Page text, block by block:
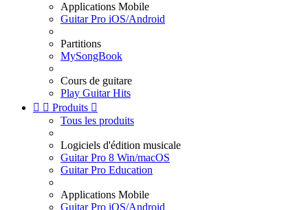
Applications Mobile
Guitar Pro iOS/Android
Partitions
MySongBook
Cours de guitare
Play Guitar Hits
  Produits 
Tous les produits
Logiciels d'édition musicale
Guitar Pro 8 Win/macOS
Guitar Pro Education
Applications Mobile
Guitar Pro iOS/Android